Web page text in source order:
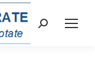
Cerca: